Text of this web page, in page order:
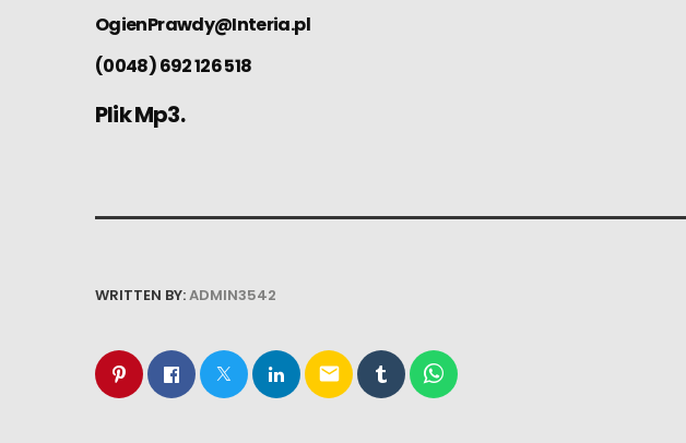
OgienPrawdy@Interia.pl
(0048) 692 126 518
Plik Mp3.
WRITTEN BY:ADMIN3542
email